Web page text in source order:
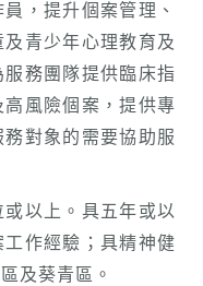
，提升個案管理、
青少年心理教育及
務團隊提供臨床指
風險個案，提供專
對象的需要協助服
以上。具五年或以
工作經驗；具精神健
及葵青區。